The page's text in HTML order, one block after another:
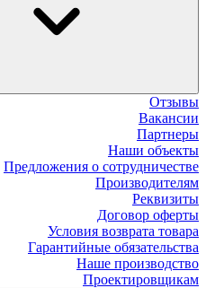
Отзывы
Вакансии
Партнеры
Наши объекты
Предложения о сотрудничестве
Производителям
Реквизиты
Договор оферты
Условия возврата товара
Гарантийные обязательства
Наше производство
Проектировщикам